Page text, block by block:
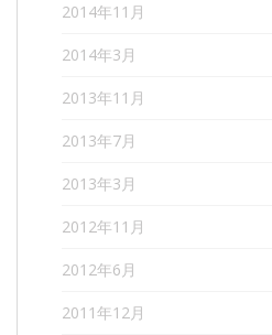
2014年11月
2014年3月
2013年11月
2013年7月
2013年3月
2012年11月
2012年6月
2011年12月